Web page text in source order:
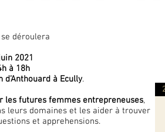
déroulera
2021
à 18h
d’Anthouard à Ecully.
les futures femmes entrepreneuses,
leurs domaines et les aider à trouver
et apprehensions.